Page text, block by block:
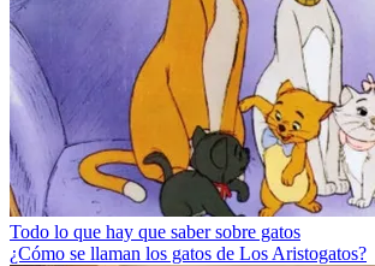
Todo lo que hay que saber sobre gatos
¿Cómo se llaman los gatos de Los Aristogatos?